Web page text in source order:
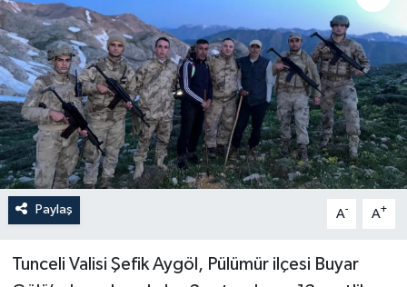
Paylaş A- A+
Tunceli Valisi Şefik Aygöl, Pülümür ilçesi Buyar